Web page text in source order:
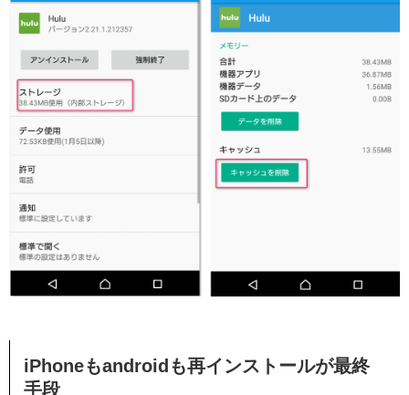
iPhoneもandroidも再インストールが最終
手段